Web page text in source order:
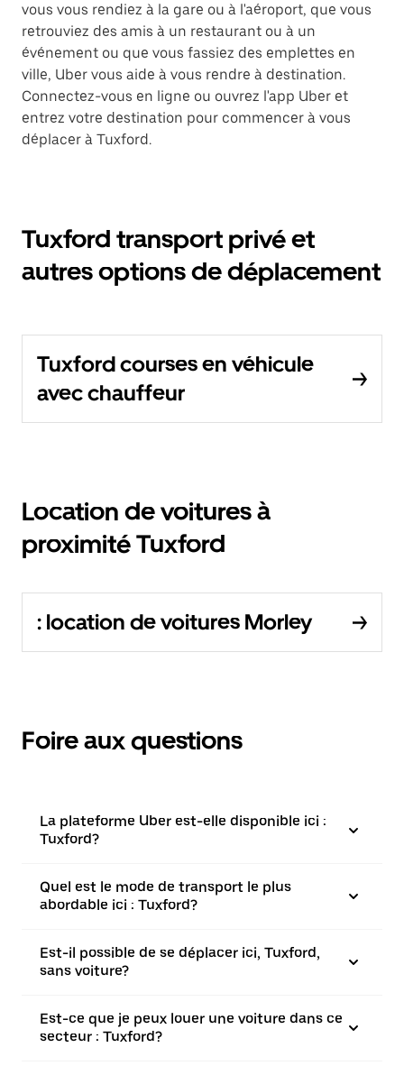
vous vous rendiez à la gare ou à l'aéroport, que vous
retrouviez des amis à un restaurant ou à un
événement ou que vous fassiez des emplettes en
ville, Uber vous aide à vous rendre à destination.
Connectez-vous en ligne ou ouvrez l'app Uber et
entrez votre destination pour commencer à vous
déplacer à Tuxford.
Tuxford transport privé et
autres options de déplacement
Tuxford courses en véhicule
avec chauffeur
Location de voitures à
proximité Tuxford
: location de voitures Morley
Foire aux questions
La plateforme Uber est-elle disponible ici :
Tuxford?
Quel est le mode de transport le plus
abordable ici : Tuxford?
Est-il possible de se déplacer ici, Tuxford,
sans voiture?
Est-ce que je peux louer une voiture dans ce
secteur : Tuxford?